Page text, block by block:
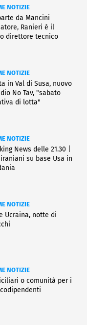
NOTIZIE
da Mancini
Ranieri è il
direttore tecnico
NOTIZIE
in Val di Susa, nuovo
No Tav, "sabato
di lotta"
NOTIZIE
News delle 21.30 |
su base Usa in
NOTIZIE
Ucraina, notte di
NOTIZIE
o comunità per i